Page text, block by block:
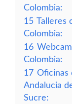
Colombia:
15 Talleres
Colombia:
16
Colombia:
17 Oficinas
Andalucia
Sucre: